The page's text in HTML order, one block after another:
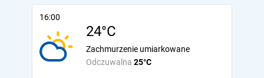
16:00
24°C
Odczuwalna 25°C
Zachmurzenie umiarkowane